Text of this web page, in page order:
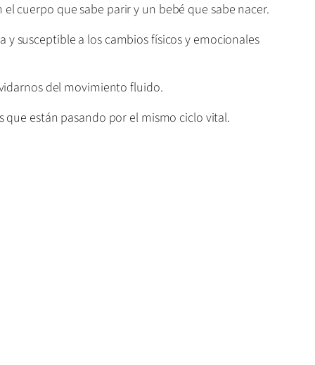
cuerpo que sabe parir y un bebé que sabe nacer.
susceptible a los cambios físicos y emocionales
del movimiento fluido.
están pasando por el mismo ciclo vital.